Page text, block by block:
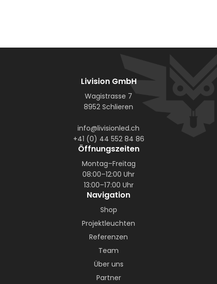
Livision GmbH
Wagistrasse 7
8952 Schlieren
info@livisionled.ch
+41 (0) 44 552 84 86
Öffnungszeiten
Montag–Freitag
08:00–12:00 Uhr
13:00–17:00 Uhr
Navigation
Shop
Projektleuchten
Referenzen
Team
Über uns
Partner